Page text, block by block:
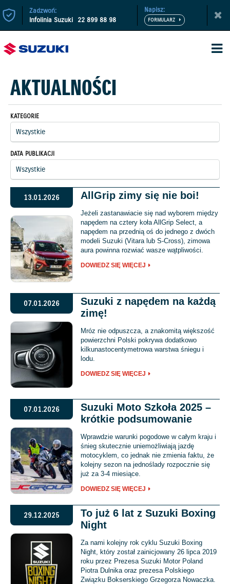
Zadzwoń:
Infolinia Suzuki 22 899 88 98
Napisz:
AKTUALNOŚCI
KATEGORIE
DATA PUBLIKACJI
13.01.2026 AllGrip zimy się nie boi!
Jeżeli zastanawiacie się nad wyborem między
napędem na cztery koła AllGrip Select, a
napędem na przednią oś do jednego z dwóch
modeli Suzuki (Vitara lub S-Cross), zimowa
aura powinna rozwiać wasze wątpliwości.
DOWIEDZ SIĘ WIĘCEJ
07.01.2026
Suzuki z napędem na każdą
zimę!
Mróz nie odpuszcza, a znakomitą większość
powierzchni Polski pokrywa dodatkowo
kilkunastocentymetrowa warstwa śniegu i
lodu.
DOWIEDZ SIĘ WIĘCEJ
07.01.2026
Suzuki Moto Szkoła 2025 –
krótkie podsumowanie
Wprawdzie warunki pogodowe w całym kraju i
śnieg skutecznie uniemożliwiają jazdę
motocyklem, co jednak nie zmienia faktu, że
kolejny sezon na jednoślady rozpocznie się
już za 3-4 miesiące.
DOWIEDZ SIĘ WIĘCEJ
29.12.2025
To już 6 lat z Suzuki Boxing
Night
Za nami kolejny rok cyklu Suzuki Boxing
Night, który został zainicjowany 26 lipca 2019
roku przez Prezesa Suzuki Motor Poland
Piotra Dulnika oraz prezesa Polskiego
Związku Bokserskiego Grzegorza Nowaczka.